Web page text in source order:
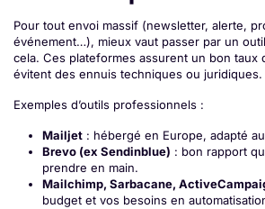
Pour tout envoi massif (newsletter, alerte,
événement…), mieux vaut passer par un
cela. Ces plateformes assurent un bon taux
évitent des ennuis techniques ou juridiques.
Exemples d’outils professionnels :
Mailjet : hébergé en Europe, adapté
Brevo (ex Sendinblue) : bon rapport
prendre en main.
Mailchimp, Sarbacane,
budget et vos besoins en